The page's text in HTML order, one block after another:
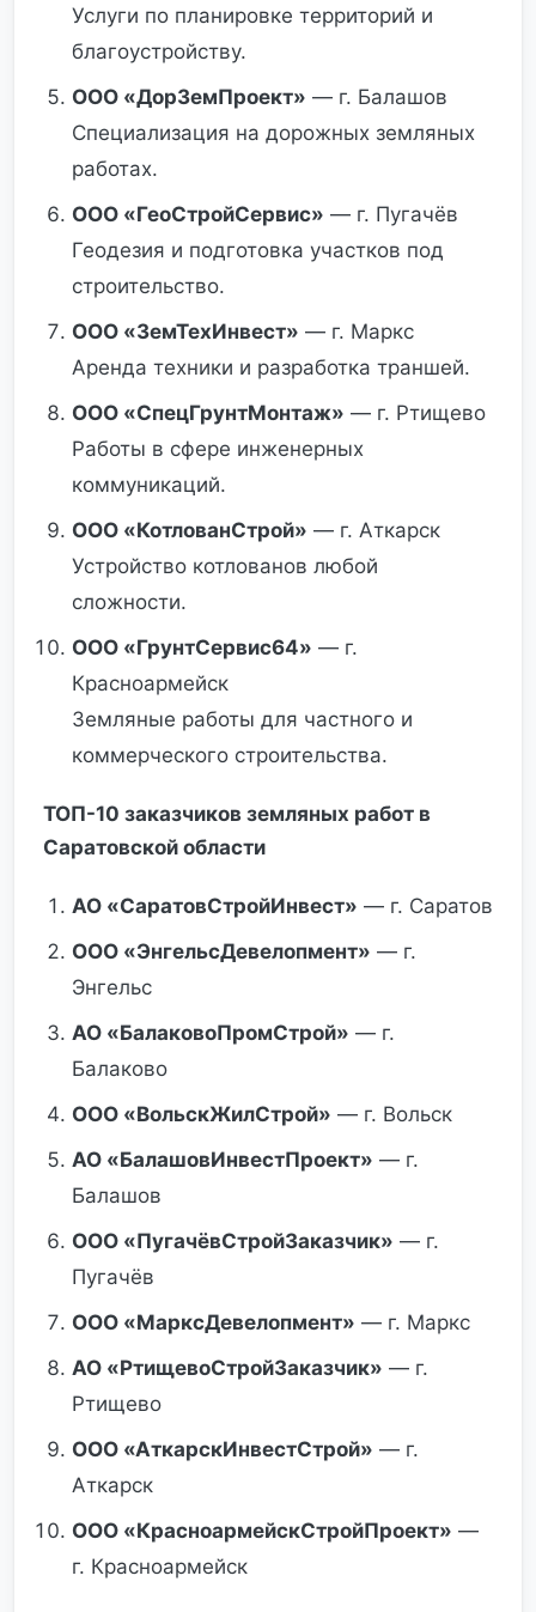
Услуги по планировке территорий и
благоустройству.
ООО «ДорЗемПроект» — г. Балашов
Специализация на дорожных земляных
работах.
ООО «ГеоСтройСервис» — г. Пугачёв
Геодезия и подготовка участков под
строительство.
ООО «ЗемТехИнвест» — г. Маркс
Аренда техники и разработка траншей.
ООО «СпецГрунтМонтаж» — г. Ртищево
Работы в сфере инженерных
коммуникаций.
ООО «КотлованСтрой» — г. Аткарск
Устройство котлованов любой
сложности.
ООО «ГрунтСервис64» — г.
Красноармейск
Земляные работы для частного и
коммерческого строительства.
ТОП-10 заказчиков земляных работ в
Саратовской области
АО «СаратовСтройИнвест» — г. Саратов
ООО «ЭнгельсДевелопмент» — г.
Энгельс
АО «БалаковоПромСтрой» — г.
Балаково
ООО «ВольскЖилСтрой» — г. Вольск
АО «БалашовИнвестПроект» — г.
Балашов
ООО «ПугачёвСтройЗаказчик» — г.
Пугачёв
ООО «МарксДевелопмент» — г. Маркс
АО «РтищевоСтройЗаказчик» — г.
Ртищево
ООО «АткарскИнвестСтрой» — г.
Аткарск
ООО «КрасноармейскСтройПроект» —
г. Красноармейск